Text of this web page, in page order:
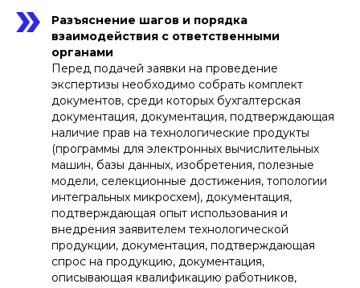
Разъяснение шагов и порядка
взаимодействия с ответственными
органами
Перед подачей заявки на проведение
экспертизы необходимо собрать комплект
документов, среди которых бухгалтерская
документация, документация, подтверждающая
наличие прав на технологические продукты
(программы для электронных вычислительных
машин, базы данных, изобретения, полезные
модели, селекционные достижения, топологии
интегральных микросхем), документация,
подтверждающая опыт использования и
внедрения заявителем технологической
продукции, документация, подтверждающая
спрос на продукцию, документация,
описывающая квалификацию работников,